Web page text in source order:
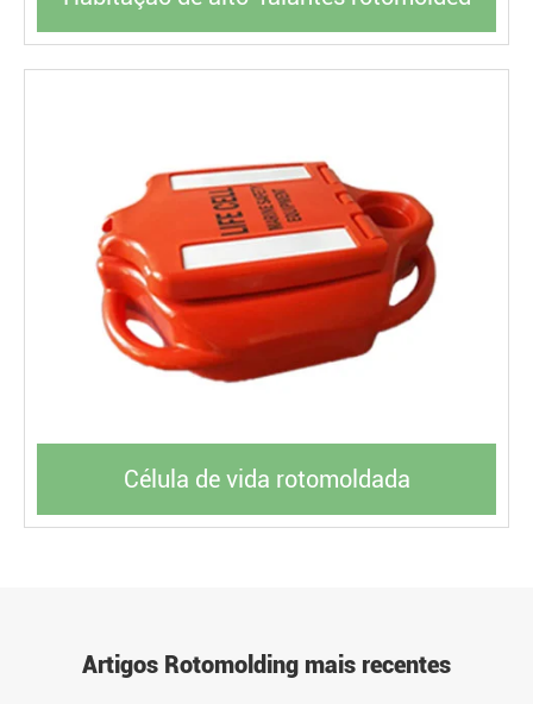
Célula de vida rotomoldada
Artigos Rotomolding mais recentes